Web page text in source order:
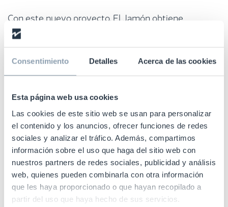
Consentimiento Detalles Acerca de las cookies
Esta página web usa cookies
Las cookies de este sitio web se usan para personalizar
el contenido y los anuncios, ofrecer funciones de redes
sociales y analizar el tráfico. Además, compartimos
información sobre el uso que haga del sitio web con
nuestros partners de redes sociales, publicidad y análisis
web, quienes pueden combinarla con otra información
que les haya proporcionado o que hayan recopilado a
partir del uso que haya hecho de sus servicios.
Con este nuevo proyecto, El Jamón obtiene
múltiples ventajas también en la tienda. El correcto
funcionamiento de las antenas ya no depende de la
interacción del personal, que se puede centrar en
mejorar tareas como la atención al público o la
mejora de la rentabilidad de los sistemas antihurto
en toda la cadena.
Además, la cadena de supermercados onubense
podrá conectarse a la plataforma de SmartAnalytics,
módulo SaaS de análisis y reporting, que brinda
información sobre el funcionamiento de los
sistemas mediante tablas y gráficos muy simples e